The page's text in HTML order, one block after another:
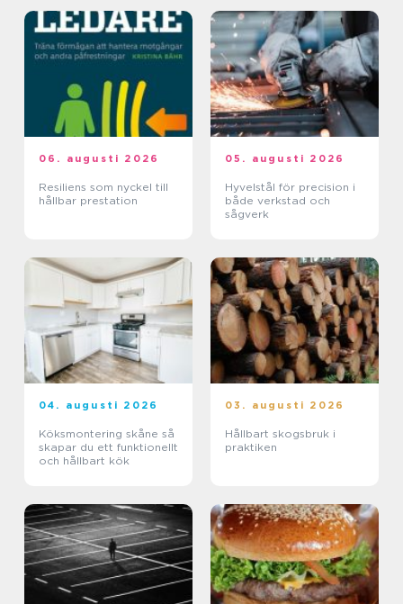
06. augusti 2026
Resiliens som nyckel till
hållbar prestation
05. augusti 2026
Hyvelstål för precision i
både verkstad och
sågverk
04. augusti 2026
Köksmontering skåne så
skapar du ett funktionellt
och hållbart kök
03. augusti 2026
Hållbart skogsbruk i
praktiken